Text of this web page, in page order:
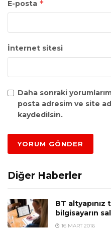
E-posta *
İnternet sitesi
Daha sonraki
posta adresim ve site
kaydedilsin.
Diğer Haberler
BT
bilgisayarın
16 MART 2016